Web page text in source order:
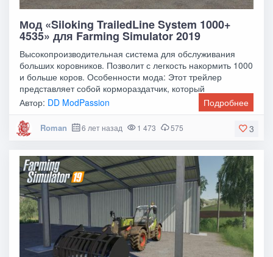
Мод «Siloking TrailedLine System 1000+
4535» для Farming Simulator 2019
Высокопроизводительная система для обслуживания
больших коровников. Позволит с легкость накормить 1000
и больше коров. Особенности мода: Этот трейлер
представляет собой кормораздатчик, который
Автор: DD ModPassion Подробнее
3
Roman 6 лет назад 1 473 575